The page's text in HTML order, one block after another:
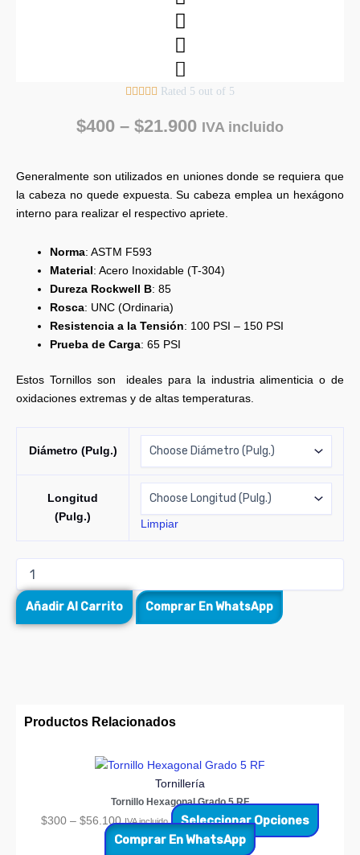
     Rated 5 out of 5
$400 – $21.900 IVA incluido
Generalmente son utilizados en uniones donde se requiera que
la cabeza no quede expuesta. Su cabeza emplea un hexágono
interno para realizar el respectivo apriete.
Norma: ASTM F593
Material: Acero Inoxidable (T-304)
Dureza Rockwell B: 85
Rosca: UNC (Ordinaria)
Resistencia a la Tensión: 100 PSI – 150 PSI
Prueba de Carga: 65 PSI
Estos Tornillos son ideales para la industria alimenticia o de
oxidaciones extremas y de altas temperaturas.
Diámetro (Pulg.)
Longitud
(Pulg.)
Limpiar
Añadir Al Carrito Comprar En WhatsApp
Productos Relacionados
Tornillería
Tornillo Hexagonal Grado 5 RF
$300 – $56.100 IVA incluido
Seleccionar Opciones
Comprar En WhatsApp